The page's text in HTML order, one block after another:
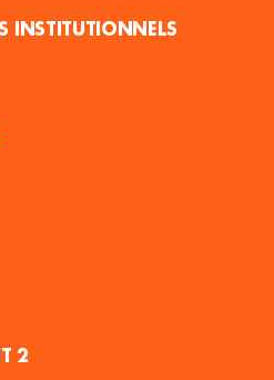
INSTITUTIONNELS
2